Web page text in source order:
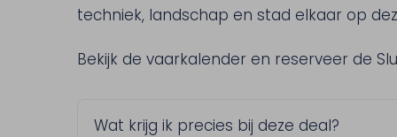
techniek, landschap en stad elkaar op
Bekijk de vaarkalender en reserveer de
Wat krijg ik precies bij deze deal?